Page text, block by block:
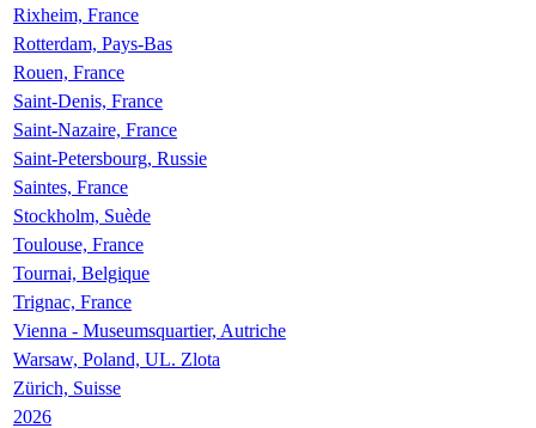
Rixheim, France
Rotterdam, Pays-Bas
Rouen, France
Saint-Denis, France
Saint-Nazaire, France
Saint-Petersbourg, Russie
Saintes, France
Stockholm, Suède
Toulouse, France
Tournai, Belgique
Trignac, France
Vienna - Museumsquartier, Autriche
Warsaw, Poland, UL. Zlota
Zürich, Suisse
2026